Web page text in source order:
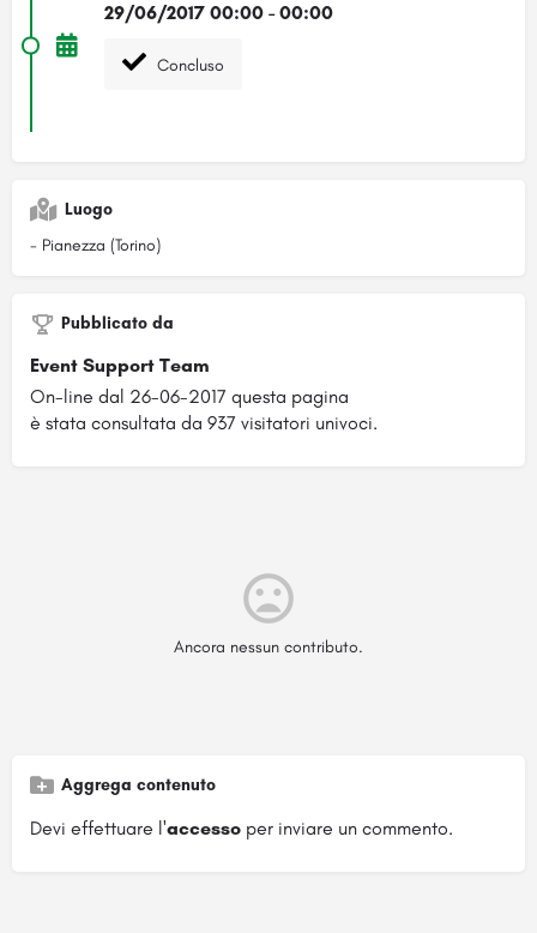
29/06/2017 00:00 - 00:00
Concluso
Luogo
- Pianezza (Torino)
Pubblicato da
Event Support Team
On-line dal 26-06-2017 questa pagina
è stata consultata da 937 visitatori univoci.
Ancora nessun contributo.
Aggrega contenuto
Devi effettuare l'accesso per inviare un commento.